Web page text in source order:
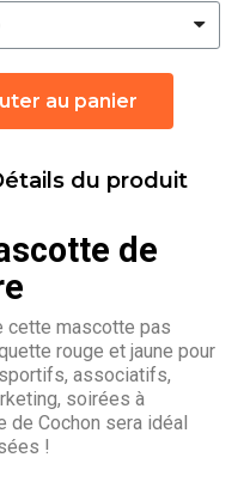
au panier
du produit
de
cette mascotte pas
rouge et jaune pour
associatifs,
soirées à
de Cochon sera idéal
!